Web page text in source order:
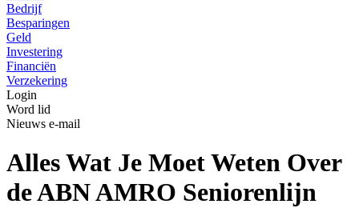
Bedrijf
Besparingen
Geld
Investering
Financiën
Verzekering
Login
Word lid
Nieuws e-mail
Alles Wat Je Moet Weten Over
de ABN AMRO Seniorenlijn